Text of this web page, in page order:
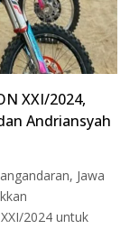
XXI/2024,
Andriansyah
Jawa
2024 untuk